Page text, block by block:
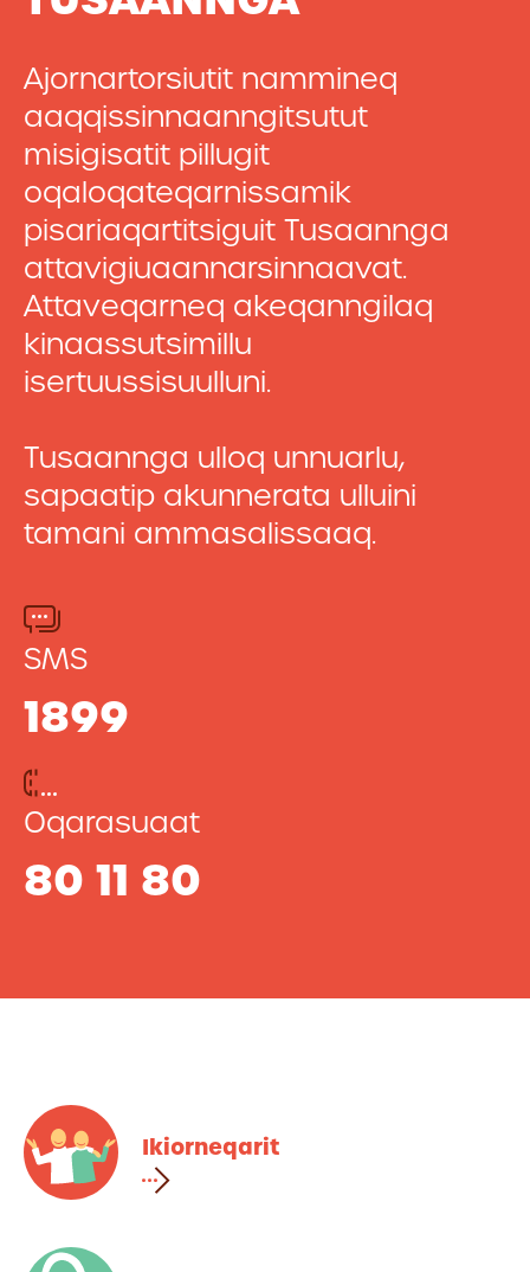
Ajornartorsiutit nammineq
aaqqissinnaanngitsutut
misigisatit pillugit
oqaloqateqarnissamik
pisariaqartitsiguit Tusaannga
attavigiuaannarsinnaavat.
Attaveqarneq akeqanngilaq
kinaassutsimillu
isertuussisuulluni.
Tusaannga ulloq unnuarlu,
sapaatip akunnerata ulluini
tamani ammasalissaaq.
SMS
1899
Oqarasuaat
80 11 80
Ikiorneqarit